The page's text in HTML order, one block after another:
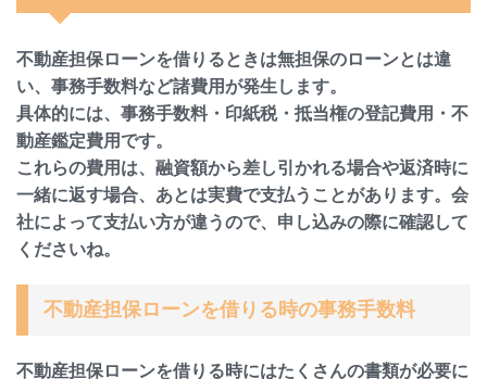
不動産担保ローンを借りるときは無担保のローンとは違
い、事務手数料など諸費用が発生します。
具体的には、事務手数料・印紙税・抵当権の登記費用・不
動産鑑定費用です。
これらの費用は、融資額から差し引かれる場合や返済時に
一緒に返す場合、あとは実費で支払うことがあります。会
社によって支払い方が違うので、申し込みの際に確認して
くださいね。
不動産担保ローンを借りる時の事務手数料
不動産担保ローンを借りる時にはたくさんの書類が必要に